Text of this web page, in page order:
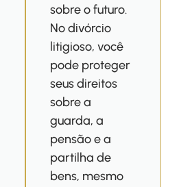
sobre o futuro.
No divórcio
litigioso, você
pode proteger
seus direitos
sobre a
guarda, a
pensão e a
partilha de
bens, mesmo